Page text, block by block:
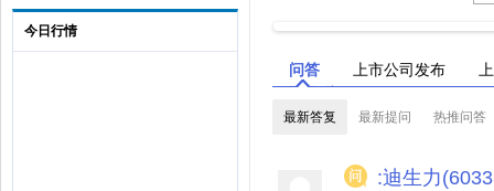
今日行情
问答 上市公司发布
最新答复 最新提问 热推问答
:迪生力